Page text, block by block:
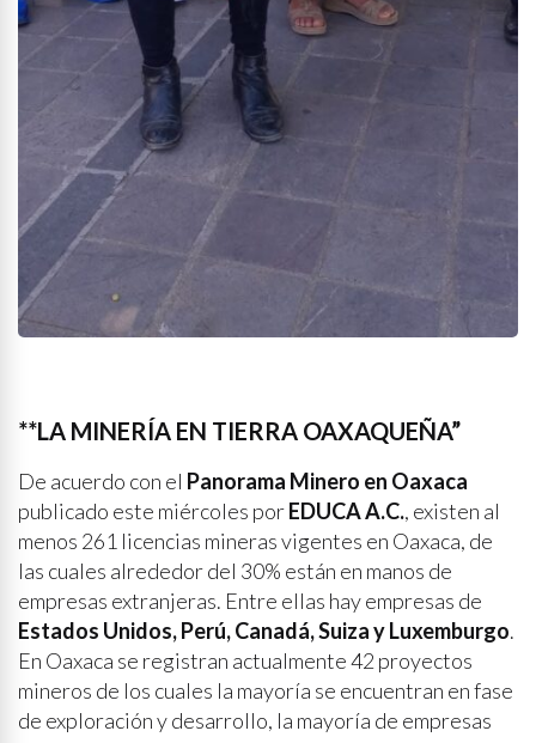
**LA MINERÍA EN TIERRA OAXAQUEÑA”
De acuerdo con el Panorama Minero en Oaxaca
publicado este miércoles porEDUCA A.C., existen al
menos 261 licencias mineras vigentes en Oaxaca, de
las cuales alrededor del 30% están en manos de
empresas extranjeras. Entre ellas hay empresas de
Estados Unidos, Perú, Canadá, Suiza y Luxemburgo.
En Oaxaca se registran actualmente 42 proyectos
mineros de los cuales la mayoría se encuentran en fase
de exploración y desarrollo, la mayoría de empresas